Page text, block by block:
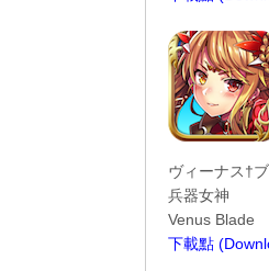
ヴィーナス†
兵器女神
Venus Blade
下載點